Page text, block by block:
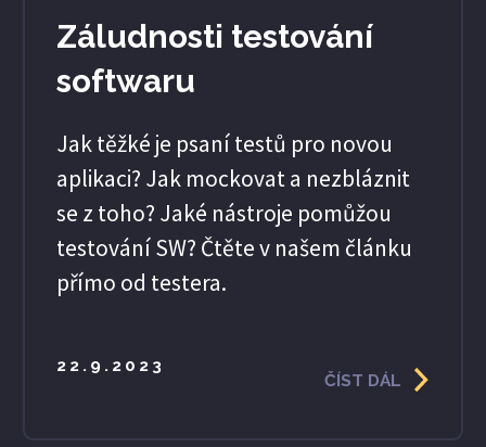
Záludnosti testování
softwaru
Jak těžké je psaní testů pro novou
aplikaci? Jak mockovat a nezbláznit
se z toho? Jaké nástroje pomůžou
testování SW? Čtěte v našem článku
přímo od testera.
22.9.2023
ČÍST DÁL